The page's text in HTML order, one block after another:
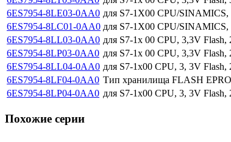
6ES7954-8LE03-0AA0 для S7-1X00 CPU/
6ES7954-8LC01-0AA0 для S7-1X00 CPU/
6ES7954-8LL03-0AA0 для S7-1x 00 CPU, 3,3V Flash,
6ES7954-8LP03-0AA0 для S7-1x 00 CPU, 3,3V Flash,
6ES7954-8LL04-0AA0 для S7-1x00 CPU, 3, 3V Flash,
6ES7954-8LF04-0AA0 Тип хранилища FLASH
6ES7954-8LP04-0AA0 для S7-1x00 CPU, 3, 3V Flash,
Похожие серии